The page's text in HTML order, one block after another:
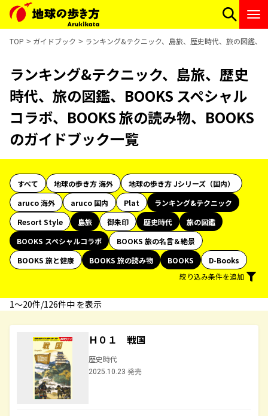
TOP ガイドブック ランキング&テクニック、島旅、歴史時代、旅の図鑑、
ランキング&テクニック、島旅、歴史
時代、旅の図鑑、BOOKS スペシャル
コラボ、BOOKS 旅の読み物、BOOKS
のガイドブック一覧
すべて 地球の歩き方 海外
地球の歩き方 Jシリーズ（国内）
aruco 海外
aruco 国内 Plat
ランキング&テクニック
Resort Style
島旅 御朱印 歴史時代
旅の図鑑
BOOKS スペシャルコラボ
BOOKS 旅の名言＆絶景
BOOKS 旅と健康
BOOKS 旅の読み物 BOOKS
D-Books
絞り込み条件を追加
1〜20件/126件中 を表示
Ｈ０１ 戦国
歴史時代
2025.10.23 発売